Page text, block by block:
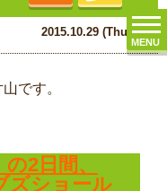
MENU
2015.10.29 (Thu) 更新
です。
2日間、
ズショール